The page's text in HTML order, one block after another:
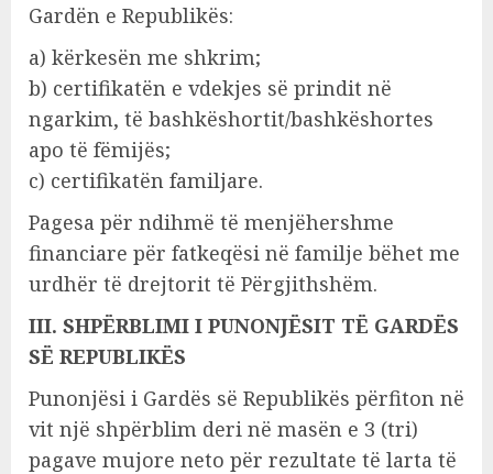
Gardën e Republikës:
a) kërkesën me shkrim;
b) certifikatën e vdekjes së prindit në
ngarkim, të bashkëshortit/bashkëshortes
apo të fëmijës;
c) certifikatën familjare.
Pagesa për ndihmë të menjëhershme
financiare për fatkeqësi në familje bëhet me
urdhër të drejtorit të Përgjithshëm.
III. SHPËRBLIMI I PUNONJËSIT TË GARDËS
SË REPUBLIKËS
Punonjësi i Gardës së Republikës përfiton në
vit një shpërblim deri në masën e 3 (tri)
pagave mujore neto për rezultate të larta të